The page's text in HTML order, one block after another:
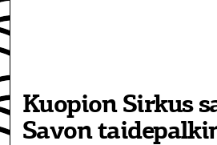
Kuopion Sirkus
Savon